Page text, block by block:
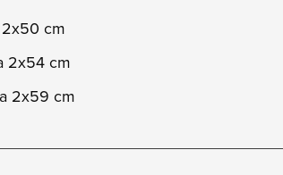
cm
2x54 cm
2x59 cm